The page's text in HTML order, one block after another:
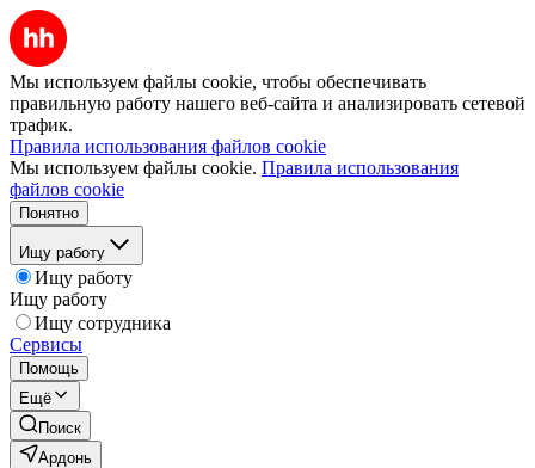
Мы используем файлы cookie, чтобы обеспечивать
правильную работу нашего веб-сайта и анализировать сетевой
трафик.
Правила использования файлов cookie
Мы используем файлы cookie. Правила использования
файлов cookie
Понятно
Ищу работу
Ищу работу
Ищу работу
Ищу сотрудника
Сервисы
Помощь
Ещё
Поиск
Ардонь